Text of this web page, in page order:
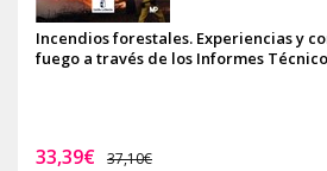
Incendios forestales. Experiencias y
fuego a través de los Informes
33,39€ 37,10€